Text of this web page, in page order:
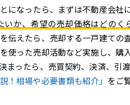
になったら、まずは不動産会
か、希望の売却価格はどのく
伝えたら、売却する一戸建ての
使った売却活動など実施し、
ったら、売買契約、決済、引渡
！相場や必要書類も紹介」 をご